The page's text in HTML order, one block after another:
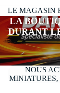
LE MAGASIN
LA
DURANT
NOUS
MINIATURES,